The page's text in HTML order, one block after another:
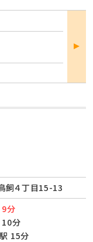
部屋
詳細
飼４丁目15-13
分
10分
15分